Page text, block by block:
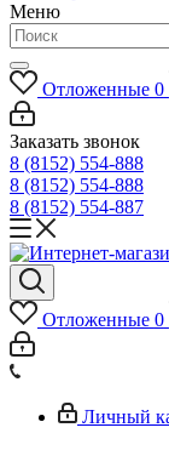
Меню
Отложенные 0
Заказать звонок
8 (8152) 554-888
8 (8152) 554-888
8 (8152) 554-887
Отложенные 0
Личный